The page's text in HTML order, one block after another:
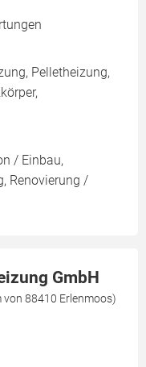
Pelletheizung,
/ Einbau,
Renovierung /
GmbH
88410 Erlenmoos)